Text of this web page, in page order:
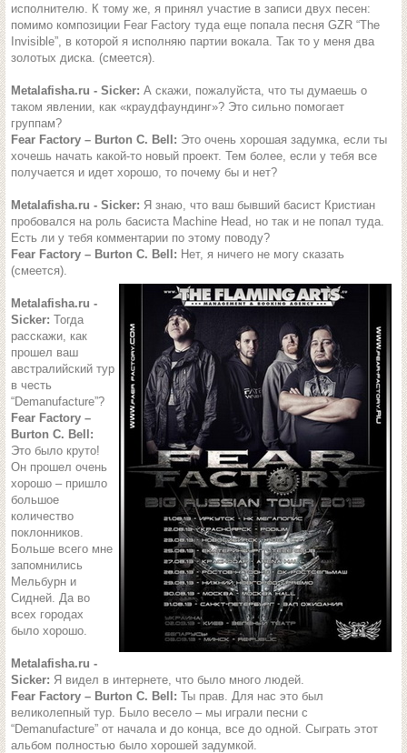
исполнителю. К тому же, я принял участие в записи двух песен:
помимо композиции Fear Factory туда еще попала песня GZR “The
Invisible”, в которой я исполняю партии вокала. Так то у меня два
золотых диска. (смеется).
Metalafisha.ru - Sicker: А скажи, пожалуйста, что ты думаешь о
таком явлении, как «краудфаундинг»? Это сильно помогает
группам?
Fear Factory – Burton C. Bell: Это очень хорошая задумка, если ты
хочешь начать какой-то новый проект. Тем более, если у тебя все
получается и идет хорошо, то почему бы и нет?
Metalafisha.ru - Sicker: Я знаю, что ваш бывший басист Кристиан
пробовался на роль басиста Machine Head, но так и не попал туда.
Есть ли у тебя комментарии по этому поводу?
Fear Factory – Burton C. Bell: Нет, я ничего не могу сказать
(смеется).
Metalafisha.ru -
Sicker: Тогда
расскажи, как
прошел ваш
австралийский тур
в честь
“Demanufacture”?
Fear Factory –
Burton C. Bell:
Это было круто!
Он прошел очень
хорошо – пришло
большое
количество
поклонников.
Больше всего мне
запомнились
Мельбурн и
Сидней. Да во
всех городах
было хорошо.
Metalafisha.ru -
Sicker: Я видел в интернете, что было много людей.
Fear Factory – Burton C. Bell: Ты прав. Для нас это был
великолепный тур. Было весело – мы играли песни с
“Demanufacture” от начала и до конца, все до одной. Сыграть этот
альбом полностью было хорошей задумкой.